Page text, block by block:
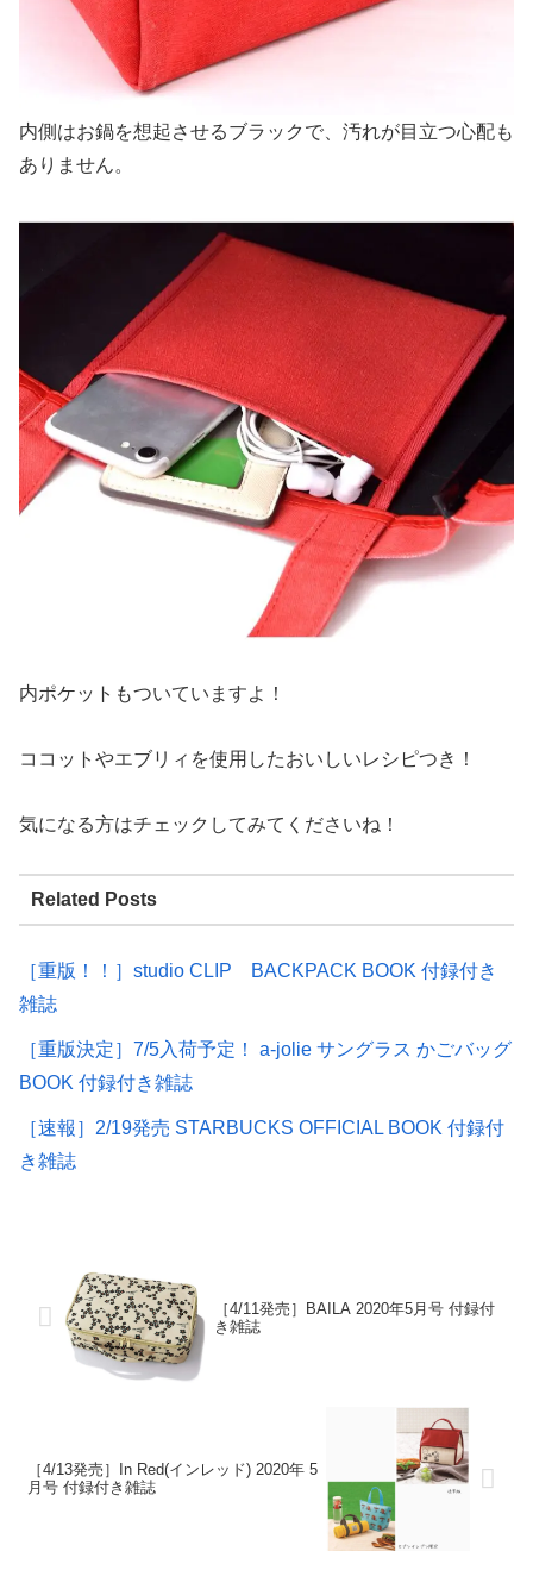
内側はお鍋を想起させるブラックで、汚れが目立つ心配も
ありません。
内ポケットもついていますよ！
ココットやエブリィを使用したおいしいレシピつき！
気になる方はチェックしてみてくださいね！
Related Posts
［重版！！］studio CLIP BACKPACK BOOK 付録付き
雑誌
［重版決定］7/5入荷予定！ a-jolie サングラス かごバッグ
BOOK 付録付き雑誌
［速報］2/19発売 STARBUCKS OFFICIAL BOOK 付録付
き雑誌
［4/11発売］BAILA 2020年5月号 付録付
き雑誌
［4/13発売］In Red(インレッド) 2020年 5
月号 付録付き雑誌